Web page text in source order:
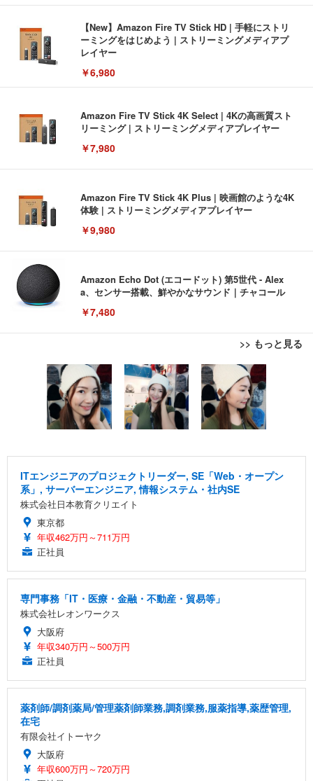
【New】Amazon Fire TV Stick HD | 手軽にストリ
ーミングをはじめよう | ストリーミングメディアプ
レイヤー
￥6,980
Amazon Fire TV Stick 4K Select | 4Kの高画質スト
リーミング | ストリーミングメディアプレイヤー
￥7,980
Amazon Fire TV Stick 4K Plus | 映画館のような4K
体験 | ストリーミングメディアプレイヤー
￥9,980
Amazon Echo Dot (エコードット) 第5世代 - Alex
a、センサー搭載、鮮やかなサウンド｜チャコール
￥7,480
>> もっと見る
[EdoErgo] オフィスチェア 椅子 テレワーク 疲れな
い 跳ね上げ式アームレスト コンパクト 約105度ロッ
キング pc 事務椅子 360度回転 座面昇降 強化ナイロ
ン樹脂ベース 通気性メッシュ 在宅ワーク H-WY01
(黒網+黒枠+黒足)
￥5,699
SIHOO B100 オフィスチェア／デスクチェア メッシ
ュチェア 人間工学 疲れない ブラック
￥27,999
Sezlife オフィスチェア デスクチェア 疲れない テレ
レスト 3Dヘッドレスト ハンガー付き 高反発クッシ
務用 おしゃれ パソコンチェア (ブラック)
￥7,680
Sezlife オフィスチェア デスクチェア 疲れない テレ
能 人間工学 椅子 腰サポート 90度跳ね上げ式アーム
レスト 3Dヘッドレスト ハンガー付き 高反発クッシ
務用 おしゃれ パソコンチェア (ホワイト)
ッシュ 通気性 ランバーサポート付き 腰サポート ガ
ト 幅52×奥行58.5×高さ84～96cm テレワーク 在宅
￥4,139
EIZO ビジネス向けプレミアムモニター | FlexScan
EV3240X-WT | 31.5型4K UHD・USB Type-C・ホワ
イト
￥105,595
EIZO ビジネス向けプレミアムモニター | FlexScan
イト
￥109,572
【純正品】27"ゲーミングモニター DualSense 充電
￥49,979
【整備済み品】Dell E2724HS 27インチ 液晶モニタ
ort/VGA スピーカー内蔵 高さ調整 スイベル VESA対
応 ComfortView ビジネス向け
HOOTER Gaming Monitor 24” Essential ゲーミン
像低減 (3年保証 | 輝点保証 | 日本メーカー)
￥34,980
Amazonベーシック ペットシーツ 薄型 レギュラー 1
回使い捨て 無香料 ホワイト 300枚
￥3,373
Amazonベーシック ペットシーツ 厚型 ワイド 42枚
x2袋(84枚) ホワイト(吸収面:ライトブルー)
￥3,234
ネオ・ルーライフ ネオ・オムツ L 中型犬用 26枚入
￥1,800
Smart Basic(スマートベーシック) 【Amazon.co.jp
超厚型 お徳用 ワイド 100枚入 (x 1) (ケース販売)
アイリスオーヤマ ペットシーツ 超厚型 お徳用 レギ
￥3,731
ITエンジニアのプロジェクトリーダー, SE「Web・オープン
系」, サーバーエンジニア, 情報システム・社内SE
株式会社日本教育クリエイト
東京都
年収462万円～711万円
正社員
専門事務「IT・医療・金融・不動産・貿易等」
株式会社レオンワークス
大阪府
年収340万円～500万円
正社員
薬剤師/調剤薬局/管理薬剤師業務,調剤業務,服薬指導,薬歴管理,
在宅
有限会社イトーヤク
大阪府
年収600万円～720万円